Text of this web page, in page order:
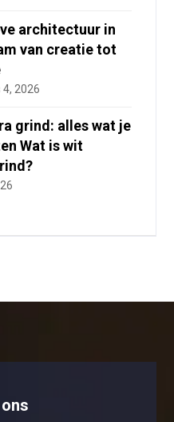
architectuur in
van creatie tot
2026
grind: alles wat je
Wat is wit